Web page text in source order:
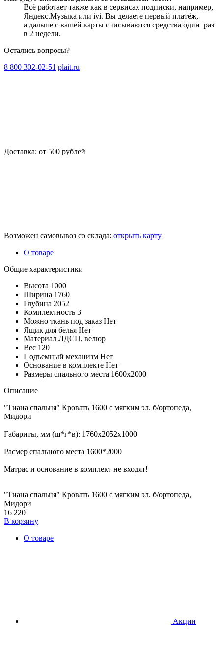
Всё работает также как в сервисах подписки, например,
Яндекс.Музыка или ivi. Вы делаете первый платёж,
а дальше с вашей карты списываются средства один раз
в 2 недели.
Остались вопросы?
8 800 302-02-51 plait.ru
Доставка: от 500 рублей
Возможен самовывоз со склада: открыть карту
О товаре
Общие характеристики
Высота 1000
Ширина 1760
Глубина 2052
Комплектность 3
Можно ткань под заказ Нет
Ящик для белья Нет
Материал ЛДСП, велюр
Вес 120
Подъемный механизм Нет
Основание в комплекте Нет
Размеры спального места 1600х2000
Описание
"Тиана спальня" Кровать 1600 с мягким эл. б/ортопеда,
Мидори
Габариты, мм (ш*г*в): 1760х2052х1000
Расмер спального места 1600*2000
Матрас и основание в комплект не входят!
"Тиана спальня" Кровать 1600 с мягким эл. б/ортопеда,
Мидори
16 220
В корзину
О товаре
Акции